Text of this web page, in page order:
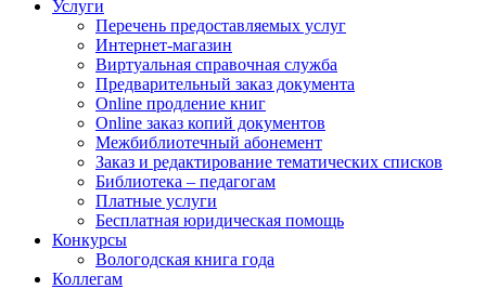
Услуги
Перечень предоставляемых услуг
Интернет-магазин
Виртуальная справочная служба
Предварительный заказ документа
Online продление книг
Online заказ копий документов
Межбиблиотечный абонемент
Заказ и редактирование тематических списков
Библиотека – педагогам
Платные услуги
Бесплатная юридическая помощь
Конкурсы
Вологодская книга года
Коллегам